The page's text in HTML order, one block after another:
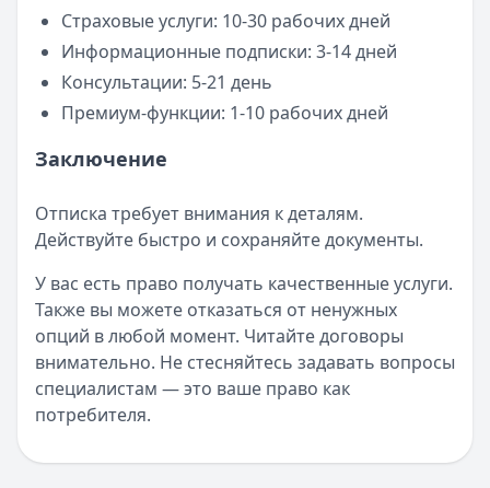
Страховые услуги: 10-30 рабочих дней
Информационные подписки: 3-14 дней
Консультации: 5-21 день
Премиум-функции: 1-10 рабочих дней
Заключение
Отписка требует внимания к деталям.
Действуйте быстро и сохраняйте документы.
У вас есть право получать качественные услуги.
Также вы можете отказаться от ненужных
опций в любой момент. Читайте договоры
внимательно. Не стесняйтесь задавать вопросы
специалистам — это ваше право как
потребителя.